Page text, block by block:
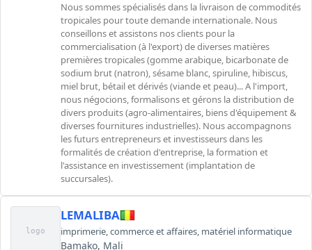
Nous sommes spécialisés dans la livraison de commodités
tropicales pour toute demande internationale. Nous
conseillons et assistons nos clients pour la
commercialisation (à l'export) de diverses matières
premières tropicales (gomme arabique, bicarbonate de
sodium brut (natron), sésame blanc, spiruline, hibiscus,
miel brut, bétail et dérivés (viande et peau)... A l'import,
nous négocions, formalisons et gérons la distribution de
divers produits (agro-alimentaires, biens d'équipement &
diverses fournitures industrielles). Nous accompagnons
les futurs entrepreneurs et investisseurs dans les
formalités de création d'entreprise, la formation et
l'assistance en investissement (implantation de
succursales).
logo
LEMALIBA
imprimerie,commerce et affaires, matériel informatique
Bamako, Mali